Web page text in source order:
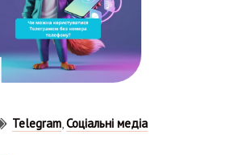
Telegram,Соціальні медіа